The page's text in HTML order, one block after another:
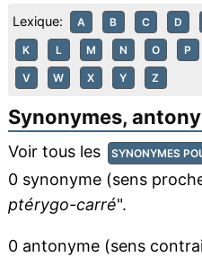
Lexique: A B C D
K L M N O P
V W X Y Z
Synonymes,
Voir tous les SYNONYMES
0 synonyme (sens
ptérygo-carré".
0 antonyme (sens